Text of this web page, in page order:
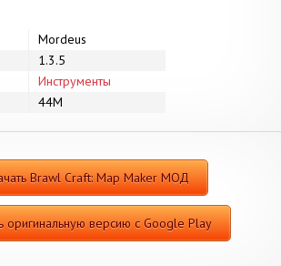
Mordeus
1.3.5
Инструменты
44M
Brawl Craft: Map Maker МОД
оригинальную версию с Google Play